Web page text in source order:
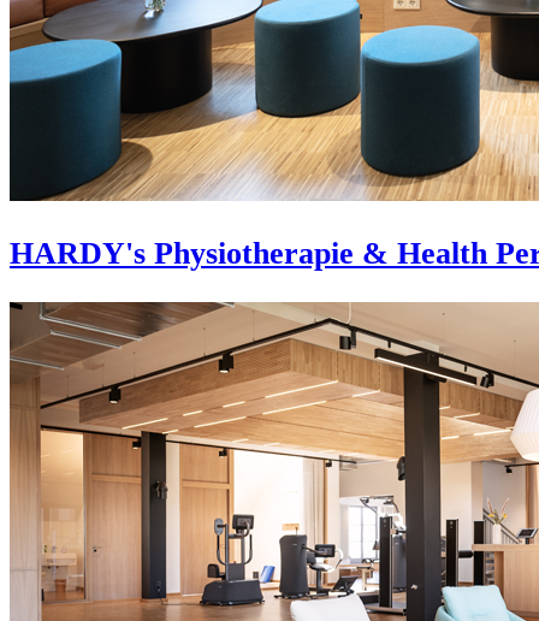
HARDY's Physiotherapie & Health